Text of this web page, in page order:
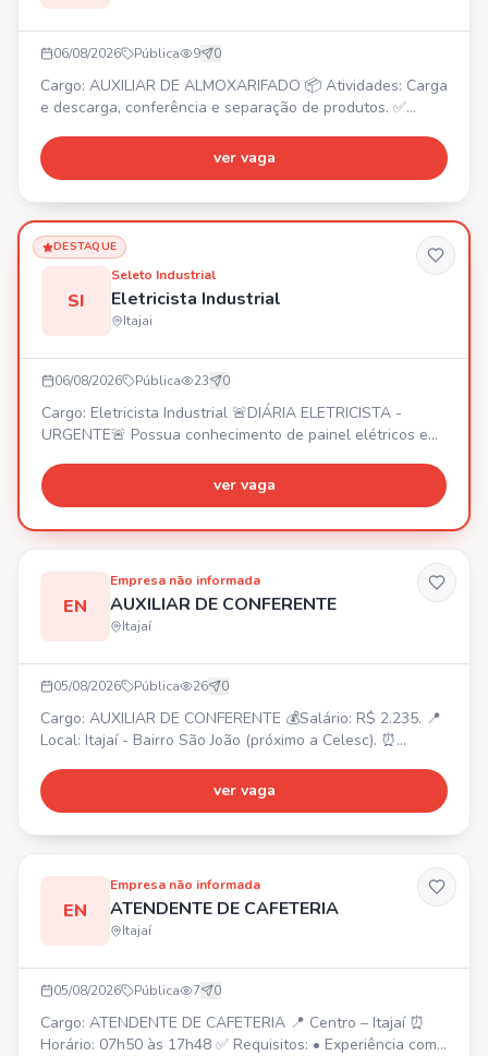
06/08/2026 Pública 9 0
Cargo: AUXILIAR DE ALMOXARIFADO 📦 Atividades: Carga
e descarga, conferência e separação de produtos. ✅
descarga, disponibilidade para horas extras. ⏰ Horário:
Segunda a sexta, das 08:00 às 18:00. 💰 Salário: R$
Transporte, Vale Alimentação R$ 250,00. Vaga temporária
(até 9
ver vaga
DESTAQUE
SI
Seleto Industrial
Eletricista Industrial
Itajai
06/08/2026 Pública 23 0
Cargo: Eletricista Industrial 🚨DIÁRIA ELETRICISTA -
URGENTE🚨 Possua conhecimento de painel elétricos e
ver vaga
EN
Empresa não informada
AUXILIAR DE CONFERENTE
Itajaí
05/08/2026 Pública 26 0
Cargo: AUXILIAR DE CONFERENTE 💰Salário: R$ 2.235. 📍
Local: Itajaí - Bairro São João (próximo a Celesc). ⏰
Sábado: 08:00 às 12:00. 🎁Benefícios: Voucher R$ 200,00
(após experiência R$ 400,00). Requisitos: Experiência na
ver vaga
EN
Empresa não informada
ATENDENTE DE CAFETERIA
Itajaí
05/08/2026 Pública 7 0
Cargo: ATENDENTE DE CAFETERIA 📍 Centro – Itajaí ⏰
Horário: 07h50 às 17h48 ✅ Requisitos: • Experiência com